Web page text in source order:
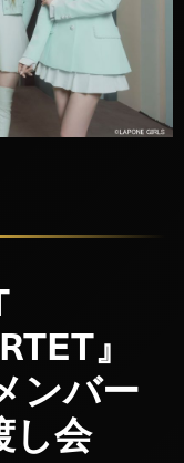
』
ンバー
し会